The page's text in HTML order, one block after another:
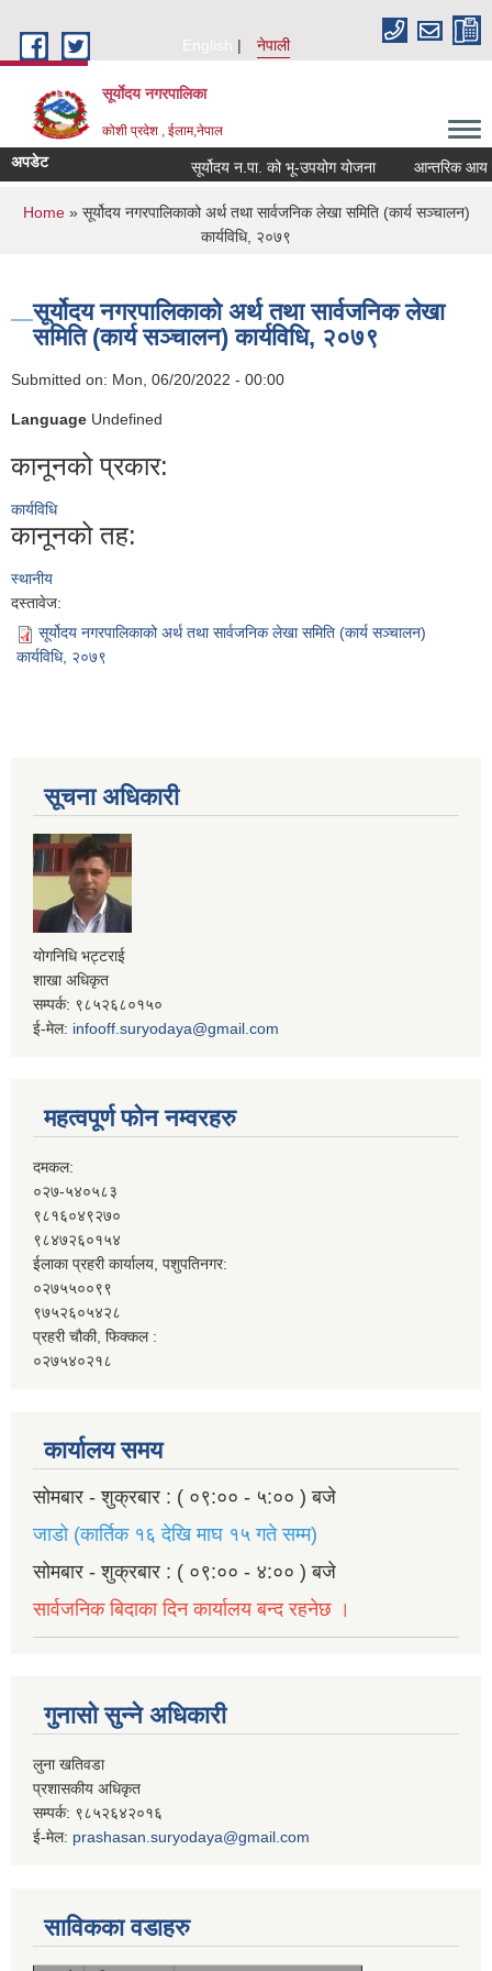
English
नेपाली
सूर्याेदय नगरपालिका
कोशी प्रदेश , ईलाम,नेपाल
अपडेट सूर्योदय न.पा. को भू-उपयोग योजना आन्तरिक आय
You are here
Home» सूर्योदय नगरपालिकाको अर्थ तथा सार्वजनिक लेखा समिति (कार्य सञ्चालन)
कार्यविधि, २०७९
सूर्योदय नगरपालिकाको अर्थ तथा सार्वजनिक लेखा
समिति (कार्य सञ्चालन) कार्यविधि, २०७९
Submitted on: Mon, 06/20/2022 - 00:00
Language Undefined
कानूनको प्रकार:
कार्यविधि
कानूनको तह:
स्थानीय
दस्तावेज:
सूर्योदय नगरपालिकाको अर्थ तथा सार्वजनिक लेखा समिति (कार्य सञ्चालन)
कार्यविधि, २०७९
सूचना अधिकारी
योगनिधि भट्टराई
शाखा अधिकृत
सम्पर्क: ९८५२६८०१५०
ई-मेल: infooff.suryodaya@gmail.com
महत्वपूर्ण फोन नम्वरहरु
दमकल:
०२७-५४०५८३
९८१६०४९२७०
९८४७२६०१५४
ईलाका प्रहरी कार्यालय, पशुपतिनगर:
०२७५५००९९
९७५२६०५४२८
प्रहरी चौकी, फिक्कल :
०२७५४०२१८
कार्यालय समय
सोमबार - शुक्रबार : ( ०९:०० - ५:०० ) बजे
जाडो (कार्तिक १६ देखि माघ १५ गते सम्म)
सोमबार - शुक्रबार : ( ०९:०० - ४:०० ) बजे
सार्वजनिक बिदाका दिन कार्यालय बन्द रहनेछ ।
गुनासो सुन्ने अधिकारी
लुना खतिवडा
प्रशासकीय अधिकृत
सम्पर्क: ९८५२६४२०१६
ई-मेल: prashasan.suryodaya@gmail.com
साविकका वडाहरु